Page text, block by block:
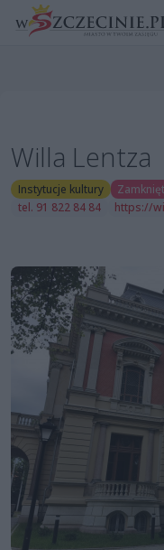
Willa Lentza
Instytucje kultury
tel. 91 822 84 84
https://